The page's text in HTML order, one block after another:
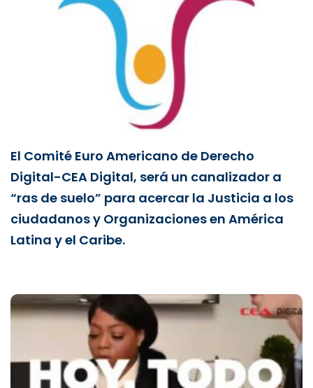
El Comité Euro Americano de Derecho
Digital-CEA Digital, será un canalizador a
“ras de suelo” para acercar la Justicia a los
ciudadanos y Organizaciones en América
Latina y el Caribe.